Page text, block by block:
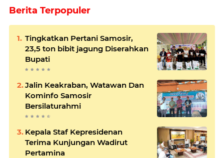
Berita Terpopuler
Tingkatkan Pertani Samosir,
23,5 ton bibit jagung Diserahkan
Bupati
Jalin Keakraban, Watawan Dan
Kominfo Samosir
Bersilaturahmi
Kepala Staf Kepresidenan
Terima Kunjungan Wadirut
Pertamina